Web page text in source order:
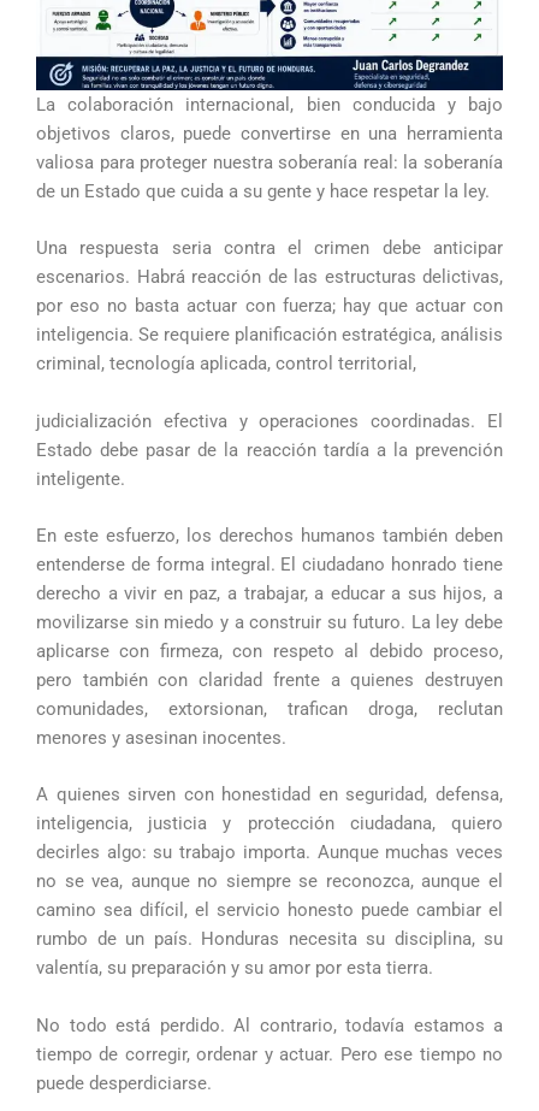
La colaboración internacional, bien conducida y bajo
objetivos claros, puede convertirse en una herramienta
valiosa para proteger nuestra soberanía real: la soberanía
de un Estado que cuida a su gente y hace respetar la ley.
Una respuesta seria contra el crimen debe anticipar
escenarios. Habrá reacción de las estructuras delictivas,
por eso no basta actuar con fuerza; hay que actuar con
inteligencia. Se requiere planificación estratégica, análisis
criminal, tecnología aplicada, control territorial,
judicialización efectiva y operaciones coordinadas. El
Estado debe pasar de la reacción tardía a la prevención
inteligente.
En este esfuerzo, los derechos humanos también deben
entenderse de forma integral. El ciudadano honrado tiene
derecho a vivir en paz, a trabajar, a educar a sus hijos, a
movilizarse sin miedo y a construir su futuro. La ley debe
aplicarse con firmeza, con respeto al debido proceso,
pero también con claridad frente a quienes destruyen
comunidades, extorsionan, trafican droga, reclutan
menores y asesinan inocentes.
A quienes sirven con honestidad en seguridad, defensa,
inteligencia, justicia y protección ciudadana, quiero
decirles algo: su trabajo importa. Aunque muchas veces
no se vea, aunque no siempre se reconozca, aunque el
camino sea difícil, el servicio honesto puede cambiar el
rumbo de un país. Honduras necesita su disciplina, su
valentía, su preparación y su amor por esta tierra.
No todo está perdido. Al contrario, todavía estamos a
tiempo de corregir, ordenar y actuar. Pero ese tiempo no
puede desperdiciarse.